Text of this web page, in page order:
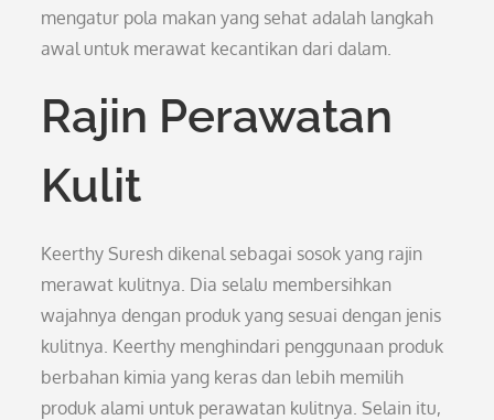
mengatur pola makan yang sehat adalah langkah
awal untuk merawat kecantikan dari dalam.
Rajin Perawatan
Kulit
Keerthy Suresh dikenal sebagai sosok yang rajin
merawat kulitnya. Dia selalu membersihkan
wajahnya dengan produk yang sesuai dengan jenis
kulitnya. Keerthy menghindari penggunaan produk
berbahan kimia yang keras dan lebih memilih
produk alami untuk perawatan kulitnya. Selain itu,